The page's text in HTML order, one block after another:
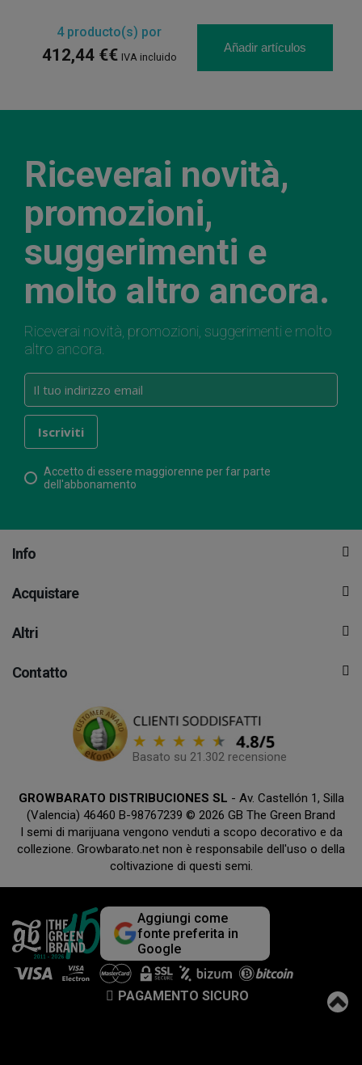
4producto(s) por
412,44 €€ IVA incluido
Añadir artículos
Riceverai novità,
promozioni,
suggerimenti e
molto altro ancora.
Riceverai novità, promozioni, suggerimenti e molto
altro ancora.
Accetto di essere maggiorenne per far parte
dell'abbonamento
Info
Acquistare
Altri
Contatto
Basato su 21.302 recensione
GROWBARATO DISTRIBUCIONES SL - Av. Castellón 1, Silla
(Valencia) 46460 B-98767239 © 2026 GB The Green Brand
I semi di marijuana vengono venduti a scopo decorativo e da
collezione. Growbarato.net non è responsabile dell'uso o della
coltivazione di questi semi.
Aggiungi come
fonte preferita in
Google
PAGAMENTO SICURO